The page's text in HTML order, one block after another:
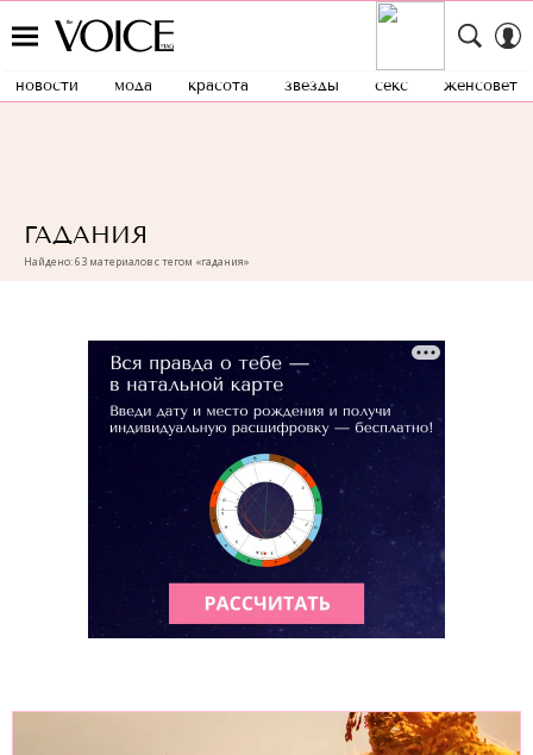
новости мода красота звезды секс женсовет
ГАДАНИЯ
Найдено: 63 материалов с тегом «гадания»